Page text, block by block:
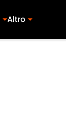
Altro